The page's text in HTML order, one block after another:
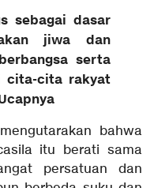
sebagai dasar
jiwa dan
serta
cita-cita rakyat
bahwa
itu berati sama
persatuan dan